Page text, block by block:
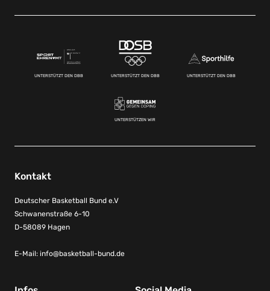
UNTERSTÜTZT DEN DBB UNTERSTÜTZT DEN DBB UNTERSTÜTZT DEN DBB
UNTERSTÜTZEN WIR
Kontakt
Deutscher Basketball Bund e.V
Schwanenstraße 6-10
D-58089 Hagen
E-Mail: info@basketball-bund.de